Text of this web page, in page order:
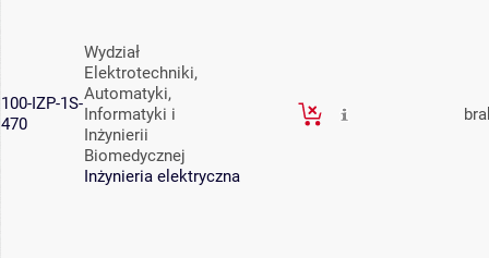
100-IZP-1S-
470
Wydział
Elektrotechniki,
Automatyki,
Informatyki i
Inżynierii
Biomedycznej
Inżynieria elektryczna